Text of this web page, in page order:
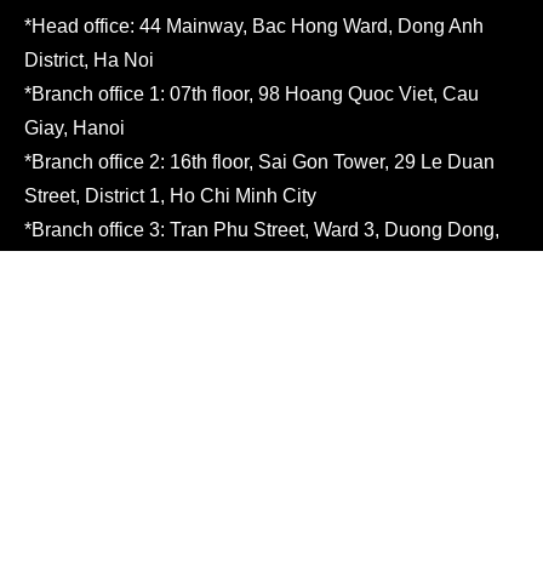
*Head office: 44 Mainway, Bac Hong Ward, Dong Anh
District, Ha Noi
*Branch office 1: 07th floor, 98 Hoang Quoc Viet, Cau
Giay, Hanoi
*Branch office 2: 16th floor, Sai Gon Tower, 29 Le Duan
Street, District 1, Ho Chi Minh City
*Branch office 3: Tran Phu Street, Ward 3, Duong Dong,